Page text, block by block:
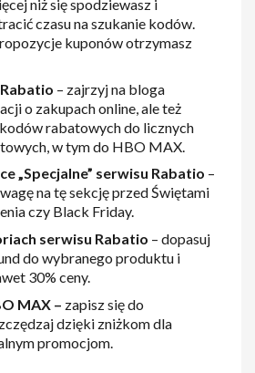
niż się spodziewasz i
czasu na szukanie kodów.
kuponów otrzymasz
– zajrzyj na bloga
o zakupach online, ale też
rabatowych do licznych
w tym do HBO MAX.
„Specjalne” serwisu Rabatio –
na tę sekcję przed Świętami
czy Black Friday.
serwisu Rabatio – dopasuj
do wybranego produktu i
30% ceny.
MAX – zapisz się do
dzięki zniżkom dla
promocjom.